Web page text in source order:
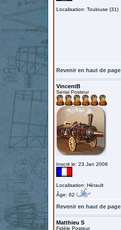
Localisation: Toulouse (31)
Revenir en haut de page
VincentB
Serial Posteur
Inscrit le: 23 Jan 2006
Localisation: Hérault
Âge: 62
Revenir en haut de page
Matthieu S
Fidèle Posteur